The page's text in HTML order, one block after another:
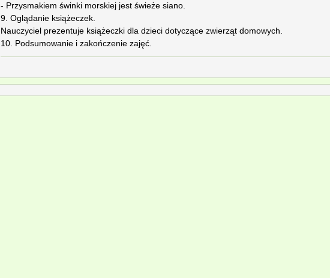
- Przysmakiem świnki morskiej jest świeże siano.
9. Oglądanie książeczek.
Nauczyciel prezentuje książeczki dla dzieci dotyczące zwierząt domowych.
10. Podsumowanie i zakończenie zajęć.